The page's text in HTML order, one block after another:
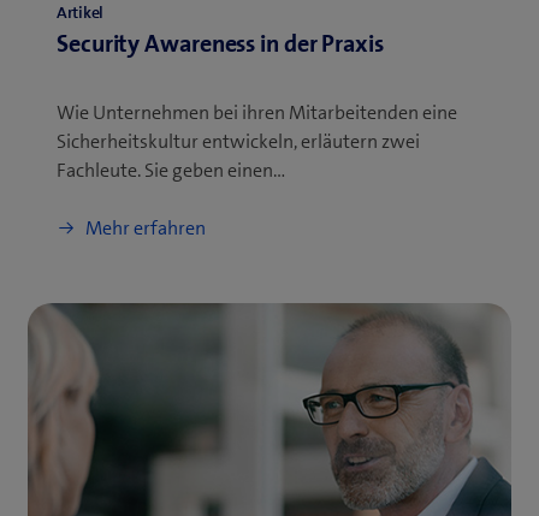
Artikel
Security Awareness in der Praxis
Wie Unternehmen bei ihren Mitarbeitenden eine
Sicherheitskultur entwickeln, erläutern zwei
Fachleute. Sie geben einen…
Mehr erfahren